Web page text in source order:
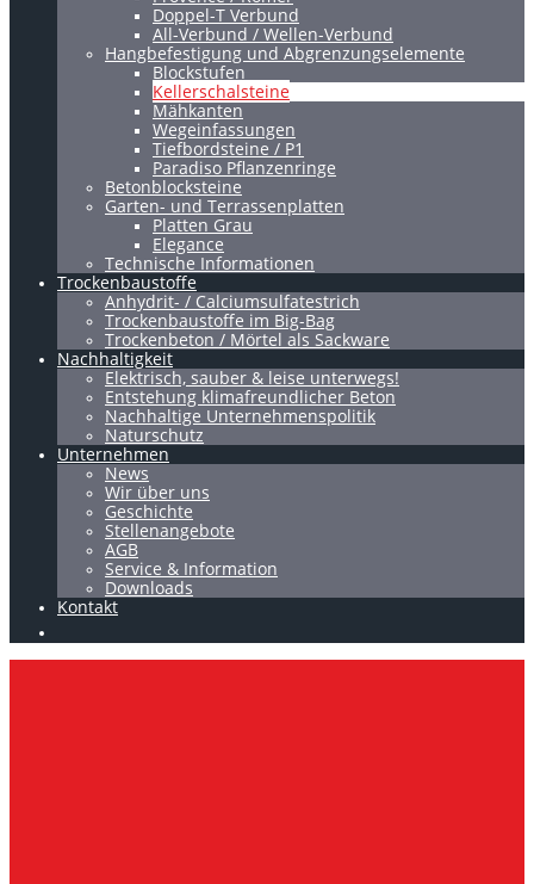
Doppel-T Verbund
All-Verbund / Wellen-Verbund
Hangbefestigung und Abgrenzungselemente
Blockstufen
Kellerschalsteine
Mähkanten
Wegeinfassungen
Tiefbordsteine / P1
Paradiso Pflanzenringe
Betonblocksteine
Garten- und Terrassenplatten
Platten Grau
Elegance
Technische Informationen
Trockenbaustoffe
Anhydrit- / Calciumsulfatestrich
Trockenbaustoffe im Big-Bag
Trockenbeton / Mörtel als Sackware
Nachhaltigkeit
Elektrisch, sauber & leise unterwegs!
Entstehung klimafreundlicher Beton
Nachhaltige Unternehmenspolitik
Naturschutz
Unternehmen
News
Wir über uns
Geschichte
Stellenangebote
AGB
Service & Information
Downloads
Kontakt